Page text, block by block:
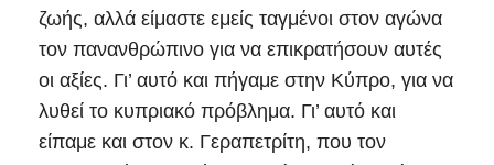
ζωής, αλλά είμαστε εμείς ταγμένοι στον αγώνα
τον πανανθρώπινο για να επικρατήσουν αυτές
οι αξίες. Γι’ αυτό και πήγαμε στην Κύπρο, για να
λυθεί το κυπριακό πρόβλημα. Γι’ αυτό και
είπαμε και στον κ. Γεραπετρίτη, που τον